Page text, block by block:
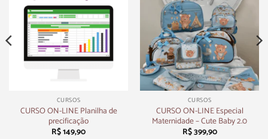
CURSOS
CURSO ON-LINE Planilha de
precificação
R$149,90
CURSOS
CURSO ON-LINE Especial
Maternidade – Cute Baby 2.0
R$399,90